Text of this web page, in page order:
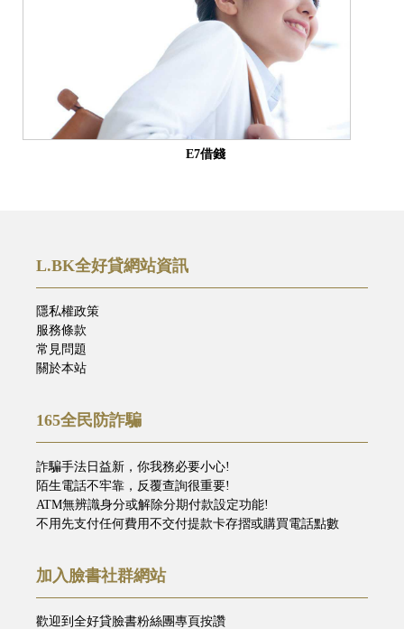
E7借錢
L.BK全好貸網站資訊
隱私權政策
服務條款
常見問題
關於本站
165全民防詐騙
詐騙手法日益新，你我務必要小心!
陌生電話不牢靠，反覆查詢很重要!
ATM無辨識身分或解除分期付款設定功能!
不用先支付任何費用不交付提款卡存摺或購買電話點數
加入臉書社群網站
歡迎到全好貸臉書粉絲團專頁按讚